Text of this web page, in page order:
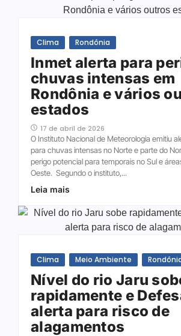
Clima Rondônia
Inmet alerta para
chuvas intensas em
Rondônia e vários
estados
17 de abril de 2026
O Instituto Nacional de Meteorologia emitiu
para chuvas intensas no Norte e parte do
perigo potencial para temporais no Sul e
Oeste. Segundo o instituto,...
Leia mais
Clima Meio Ambiente
Nível do rio Jaru
rapidamente e
alerta para risco de
alagamentos